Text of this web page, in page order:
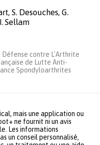
S. Desouches, G.
Sellam
Défense contre L'Arthrite
de Lutte Anti-
Spondyloarthrites
mais une application ou
ne fournit ni un avis
Les informations
un conseil personnalisé,